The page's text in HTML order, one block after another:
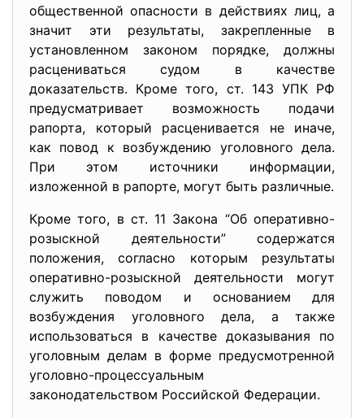
общественной опасности в действиях лиц, а
значит эти результаты, закрепленные в
установленном законом порядке, должны
расцениваться судом в качестве
доказательств. Кроме того, ст. 143 УПК РФ
предусматривает возможность подачи
рапорта, который расценивается не иначе,
как повод к возбуждению уголовного дела.
При этом источники информации,
изложенной в рапорте, могут быть различные.
Кроме того, в ст. 11 Закона “Об оперативно-
розыскной деятельности” содержатся
положения, согласно которым результаты
оперативно-розыскной деятельности могут
служить поводом и основанием для
возбуждения уголовного дела, а также
использоваться в качестве доказывания по
уголовным делам в форме предусмотренной
уголовно-процессуальным
законодательством Российской Федерации.